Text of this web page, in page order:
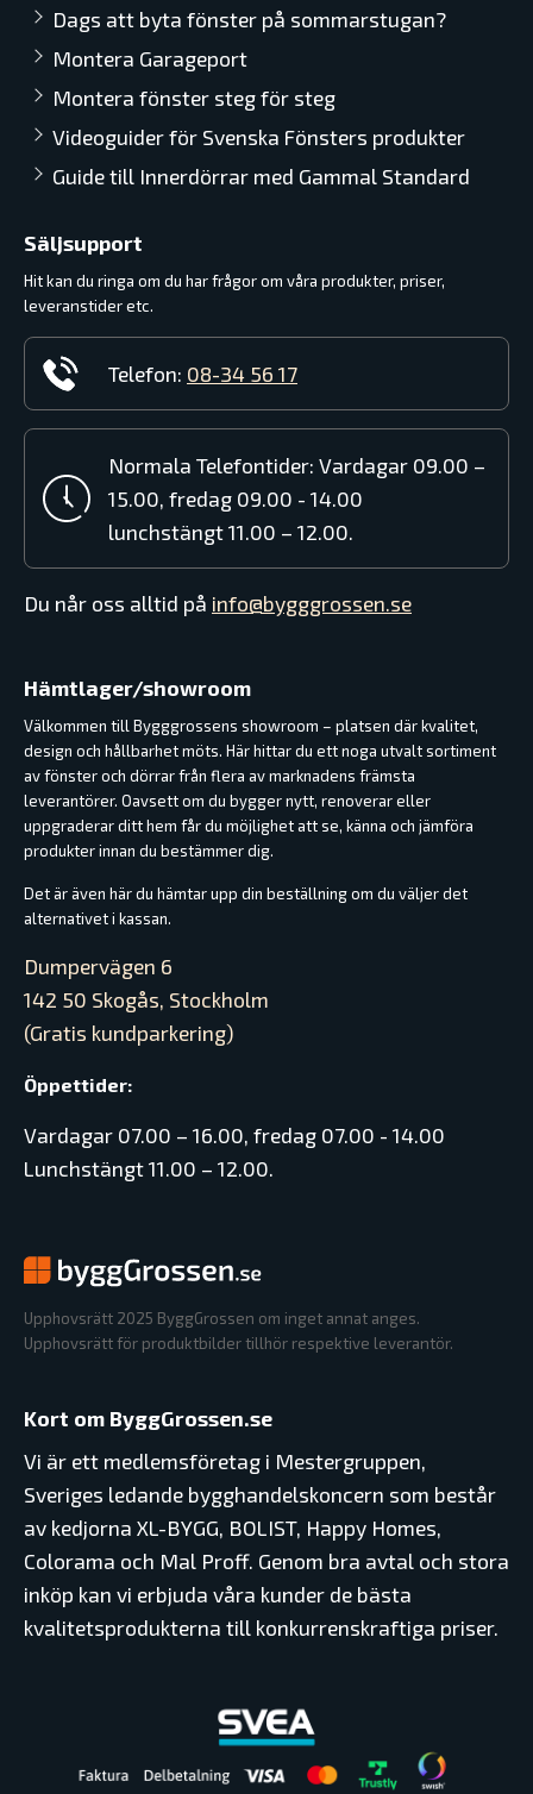
Dags att byta fönster på sommarstugan?
Montera Garageport
Montera fönster steg för steg
Videoguider för Svenska Fönsters produkter
Guide till Innerdörrar med Gammal Standard
Säljsupport
Hit kan du ringa om du har frågor om våra produkter, priser,
leveranstider etc.
Telefon: 08-34 56 17
Normala Telefontider: Vardagar 09.00 –
15.00, fredag 09.00 - 14.00
lunchstängt 11.00 – 12.00.
Du når oss alltid på info@bygggrossen.se
Hämtlager/showroom
Välkommen till Bygggrossens showroom – platsen där kvalitet,
design och hållbarhet möts. Här hittar du ett noga utvalt sortiment
av fönster och dörrar från flera av marknadens främsta
leverantörer. Oavsett om du bygger nytt, renoverar eller
uppgraderar ditt hem får du möjlighet att se, känna och jämföra
produkter innan du bestämmer dig.
Det är även här du hämtar upp din beställning om du väljer det
alternativet i kassan.
Dumpervägen 6
142 50 Skogås, Stockholm
(Gratis kundparkering)
Öppettider:
Vardagar 07.00 – 16.00, fredag 07.00 - 14.00
Lunchstängt 11.00 – 12.00.
Upphovsrätt 2025 ByggGrossen om inget annat anges.
Upphovsrätt för produktbilder tillhör respektive leverantör.
Kort om ByggGrossen.se
Vi är ett medlemsföretag i Mestergruppen,
Sveriges ledande bygghandelskoncern som består
av kedjorna XL-BYGG, BOLIST, Happy Homes,
Colorama och Mal Proff. Genom bra avtal och stora
inköp kan vi erbjuda våra kunder de bästa
kvalitetsprodukterna till konkurrenskraftiga priser.